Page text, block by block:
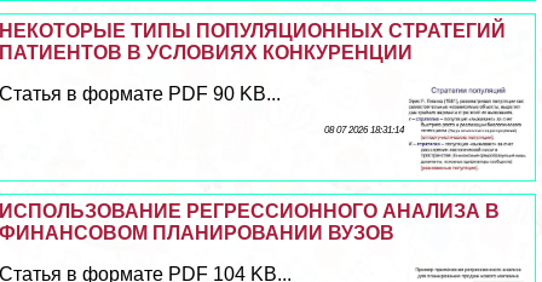
НЕКОТОРЫЕ ТИПЫ ПОПУЛЯЦИОННЫХ СТРАТЕГИЙ
ПАТИЕНТОВ В УСЛОВИЯХ КОНКУРЕНЦИИ
Статья в формате PDF 90 KB...
08 07 2026 18:31:14
ИСПОЛЬЗОВАНИЕ РЕГРЕССИОННОГО АНАЛИЗА В
ФИНАНСОВОМ ПЛАНИРОВАНИИ ВУЗОВ
Статья в формате PDF 104 KB...